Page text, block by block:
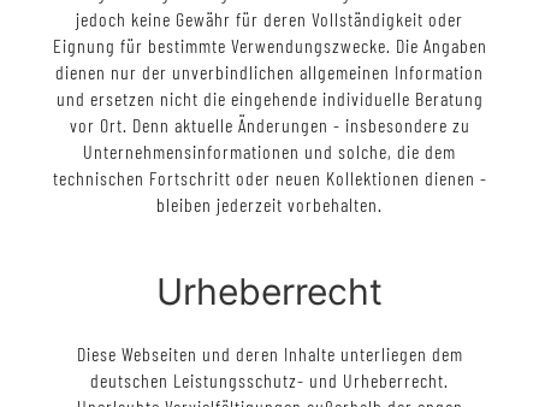
jedoch keine Gewähr für deren Vollständigkeit oder
Eignung für bestimmte Verwendungszwecke. Die Angaben
dienen nur der unverbindlichen allgemeinen Information
und ersetzen nicht die eingehende individuelle Beratung
vor Ort. Denn aktuelle Änderungen - insbesondere zu
Unternehmensinformationen und solche, die dem
technischen Fortschritt oder neuen Kollektionen dienen -
bleiben jederzeit vorbehalten.
Urheberrecht
Diese Webseiten und deren Inhalte unterliegen dem
deutschen Leistungsschutz- und Urheberrecht.